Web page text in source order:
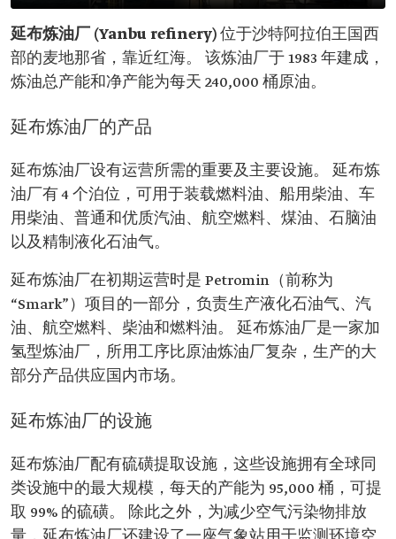
延布炼油厂 (Yanbu refinery)位于沙特阿拉伯王国西
部的麦地那省，靠近红海。 该炼油厂于 1983 年建成，
炼油总产能和净产能为每天 240,000 桶原油。
延布炼油厂的产品
延布炼油厂设有运营所需的重要及主要设施。 延布炼
油厂有 4 个泊位，可用于装载燃料油、船用柴油、车
用柴油、普通和优质汽油、航空燃料、煤油、石脑油
以及精制液化石油气。
延布炼油厂在初期运营时是 Petromin（前称为
“Smark”）项目的一部分，负责生产液化石油气、汽
油、航空燃料、柴油和燃料油。 延布炼油厂是一家加
氢型炼油厂，所用工序比原油炼油厂复杂，生产的大
部分产品供应国内市场。
延布炼油厂的设施
延布炼油厂配有硫磺提取设施，这些设施拥有全球同
类设施中的最大规模，每天的产能为 95,000 桶，可提
取 99% 的硫磺。 除此之外，为减少空气污染物排放